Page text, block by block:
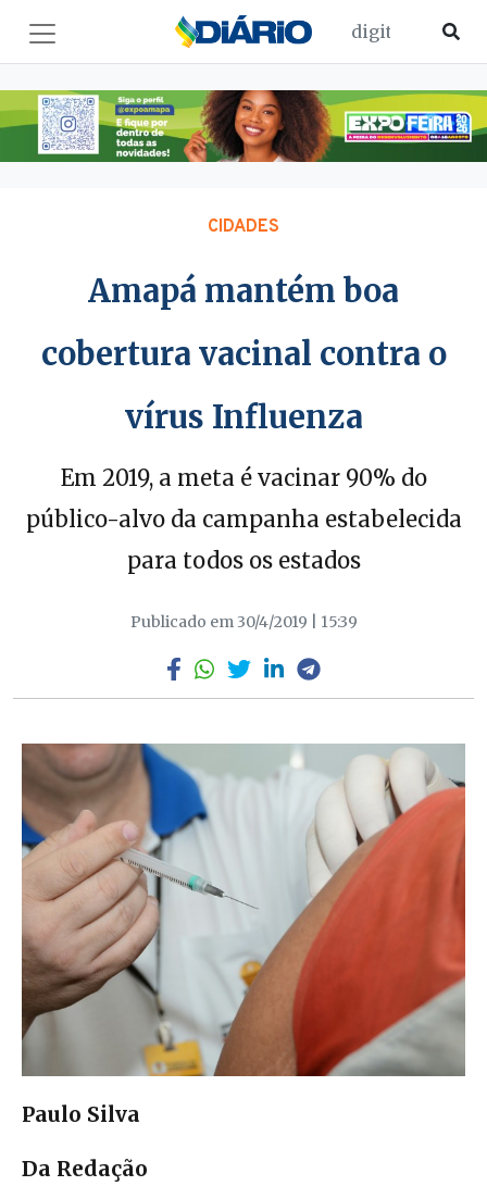
CIDADES
Amapá mantém boa
cobertura vacinal contra o
vírus Influenza
Em 2019, a meta é vacinar 90% do
público-alvo da campanha estabelecida
para todos os estados
Publicado em 30/4/2019 | 15:39
Paulo Silva
Da Redação